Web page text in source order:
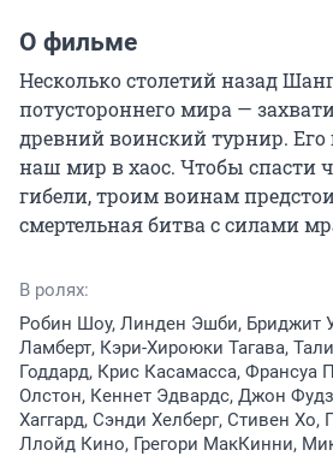
О фильме
Несколько столетий назад
потустороннего мира —
древний воинский турнир. Его
наш мир в хаос. Чтобы спасти
гибели, троим воинам
смертельная битва с силами
В ролях:
Робин Шоу, Линден Эшби, Бриджит
Ламберт, Кэри-Хироюки Тагава,
Годдард, Крис Касамасса, Франсуа
Олстон, Кеннет Эдвардс, Джон
Хаггард, Сэнди Хелберг, Стивен Хо,
Ллойд Кино, Грегори МакКинни,